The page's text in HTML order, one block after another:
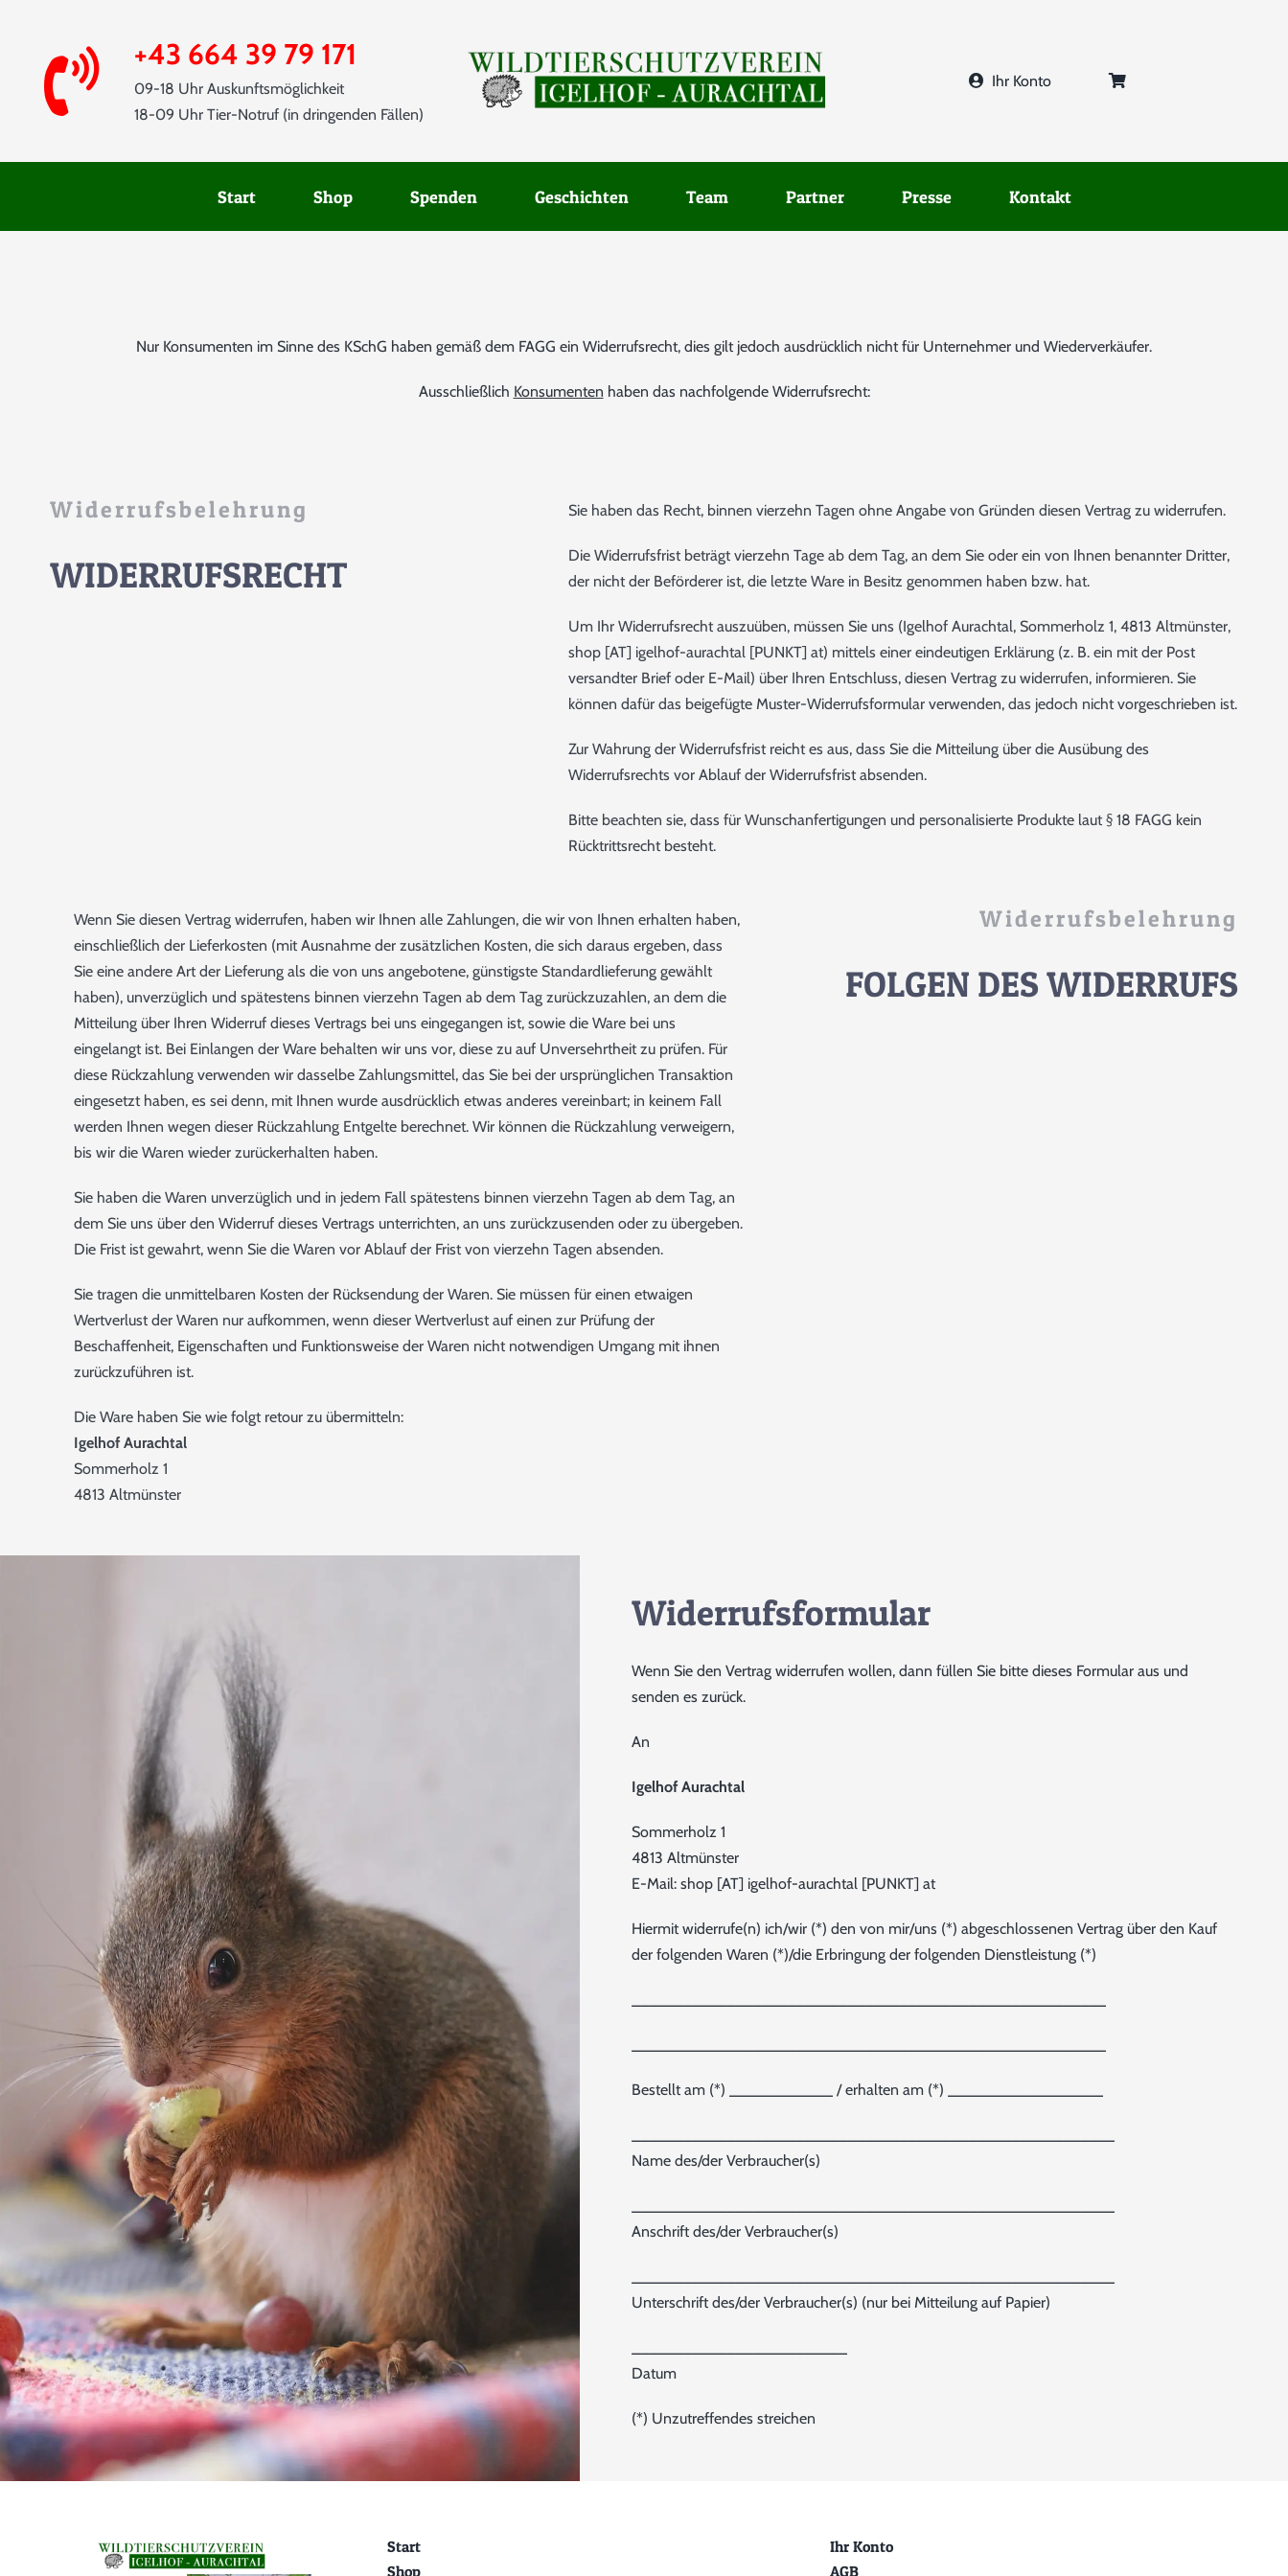
content
+43 664 39 79 171
09-18 Uhr Auskunftsmöglichkeit
18-09 Uhr Tier-Notruf (in dringenden Fällen)
Ihr Konto
Start Shop Spenden Geschichten Team Partner Presse Kontakt
Nur Konsumenten im Sinne des KSchG haben gemäß dem FAGG ein Widerrufsrecht, dies gilt jedoch ausdrücklich nicht für Unternehmer und Wiederverkäufer.
Ausschließlich Konsumenten haben das nachfolgende Widerrufsrecht:
Widerrufsbelehrung
WIDERRUFSRECHT
Sie haben das Recht, binnen vierzehn Tagen ohne Angabe von Gründen diesen Vertrag zu widerrufen.
Die Widerrufsfrist beträgt vierzehn Tage ab dem Tag, an dem Sie oder ein von Ihnen benannter Dritter,
der nicht der Beförderer ist, die letzte Ware in Besitz genommen haben bzw. hat.
Um Ihr Widerrufsrecht auszuüben, müssen Sie uns (Igelhof Aurachtal, Sommerholz 1, 4813 Altmünster,
shop [AT] igelhof-aurachtal [PUNKT] at) mittels einer eindeutigen Erklärung (z. B. ein mit der Post
versandter Brief oder E-Mail) über Ihren Entschluss, diesen Vertrag zu widerrufen, informieren. Sie
können dafür das beigefügte Muster-Widerrufsformular verwenden, das jedoch nicht vorgeschrieben ist.
Zur Wahrung der Widerrufsfrist reicht es aus, dass Sie die Mitteilung über die Ausübung des
Widerrufsrechts vor Ablauf der Widerrufsfrist absenden.
Bitte beachten sie, dass für Wunschanfertigungen und personalisierte Produkte laut § 18 FAGG kein
Rücktrittsrecht besteht.
Wenn Sie diesen Vertrag widerrufen, haben wir Ihnen alle Zahlungen, die wir von Ihnen erhalten haben,
einschließlich der Lieferkosten (mit Ausnahme der zusätzlichen Kosten, die sich daraus ergeben, dass
Sie eine andere Art der Lieferung als die von uns angebotene, günstigste Standardlieferung gewählt
haben), unverzüglich und spätestens binnen vierzehn Tagen ab dem Tag zurückzuzahlen, an dem die
Mitteilung über Ihren Widerruf dieses Vertrags bei uns eingegangen ist, sowie die Ware bei uns
eingelangt ist. Bei Einlangen der Ware behalten wir uns vor, diese zu auf Unversehrtheit zu prüfen. Für
diese Rückzahlung verwenden wir dasselbe Zahlungsmittel, das Sie bei der ursprünglichen Transaktion
eingesetzt haben, es sei denn, mit Ihnen wurde ausdrücklich etwas anderes vereinbart; in keinem Fall
werden Ihnen wegen dieser Rückzahlung Entgelte berechnet. Wir können die Rückzahlung verweigern,
bis wir die Waren wieder zurückerhalten haben.
Sie haben die Waren unverzüglich und in jedem Fall spätestens binnen vierzehn Tagen ab dem Tag, an
dem Sie uns über den Widerruf dieses Vertrags unterrichten, an uns zurückzusenden oder zu übergeben.
Die Frist ist gewahrt, wenn Sie die Waren vor Ablauf der Frist von vierzehn Tagen absenden.
Sie tragen die unmittelbaren Kosten der Rücksendung der Waren. Sie müssen für einen etwaigen
Wertverlust der Waren nur aufkommen, wenn dieser Wertverlust auf einen zur Prüfung der
Beschaffenheit, Eigenschaften und Funktionsweise der Waren nicht notwendigen Umgang mit ihnen
zurückzuführen ist.
Die Ware haben Sie wie folgt retour zu übermitteln:
Igelhof Aurachtal
Sommerholz 1
4813 Altmünster
Widerrufsbelehrung
FOLGEN DES WIDERRUFS
Widerrufsformular
Wenn Sie den Vertrag widerrufen wollen, dann füllen Sie bitte dieses Formular aus und
senden es zurück.
An
Igelhof Aurachtal
Sommerholz 1
4813 Altmünster
E-Mail: shop [AT] igelhof-aurachtal [PUNKT] at
Hiermit widerrufe(n) ich/wir (*) den von mir/uns (*) abgeschlossenen Vertrag über den Kauf
der folgenden Waren (*)/die Erbringung der folgenden Dienstleistung (*)
Bestellt am (*) ____________ / erhalten am (*) __________________
Name des/der Verbraucher(s)
Anschrift des/der Verbraucher(s)
Unterschrift des/der Verbraucher(s) (nur bei Mitteilung auf Papier)
Datum
(*) Unzutreffendes streichen
Start
Shop
Ihr Konto
AGB
Helfen
Tierpatenschaft